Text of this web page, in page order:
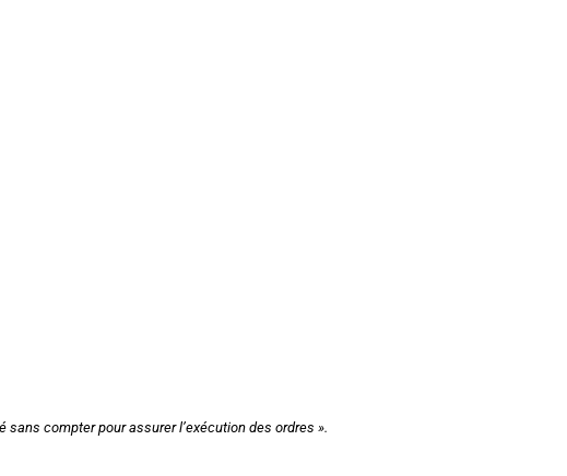
sans compter pour assurer l’exécution des ordres ».